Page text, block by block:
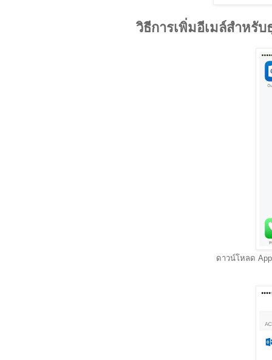
วิธีการเพิ่มอีเมล์สำหรั
ดาวน์โหลด